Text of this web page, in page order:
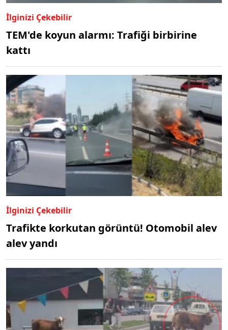
İlginizi Çekebilir
TEM'de koyun alarmı: Trafiği birbirine
kattı
İlginizi Çekebilir
Trafikte korkutan görüntü! Otomobil alev
alev yandı